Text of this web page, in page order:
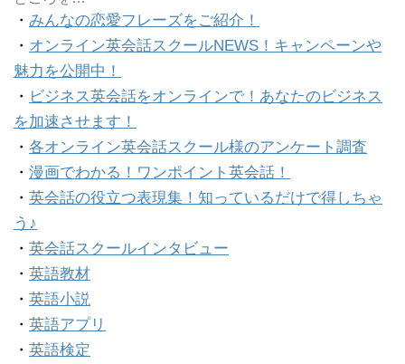
・ みんなの恋愛フレーズをご紹介！
・ オンライン英会話スクールNEWS！キャンペーンや
魅力を公開中！
・ ビジネス英会話をオンラインで！あなたのビジネス
を加速させます！
・ 各オンライン英会話スクール様のアンケート調査
・ 漫画でわかる！ワンポイント英会話！
・ 英会話の役立つ表現集！知っているだけで得しちゃ
う♪
・ 英会話スクールインタビュー
・ 英語教材
・ 英語小説
・ 英語アプリ
・ 英語検定